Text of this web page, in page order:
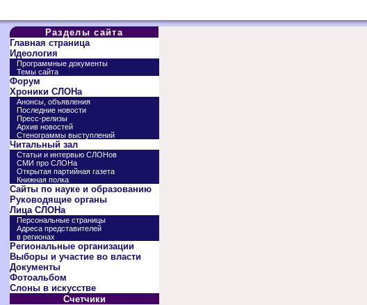
Разделы сайта
Главная страница
Идеология
Программные документы
Темы сайта
Форум
Хроники СЛОНа
Анонсы, объявления
Последние новости
Пресс-релизы
Архив новостей
Стенограммы выступлений
Читальный зал
Статьи и интервью СЛОНов
СМИ про СЛОНа
Открытая партийная газета
Книжная полка
Сайты по науке и образованию
Руководящие органы
Лица СЛОНа
Персональные страницы
Адреса представителей
в регионах
Региональные организации
Выборы и участие во власти
Документы
Фотоальбом
Слоны в искусстве
Счетчики